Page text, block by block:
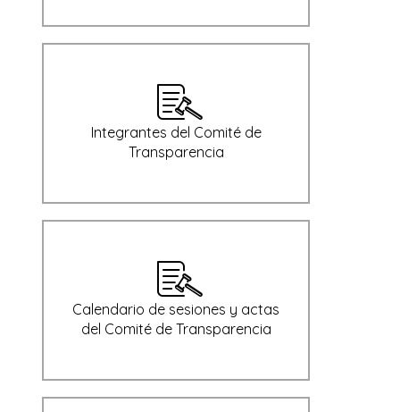
Integrantes del Comité de
Transparencia
Calendario de sesiones y actas
del Comité de Transparencia